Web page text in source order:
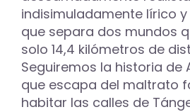
indisimuladamente lírico
que separa dos mundos
solo 14,4 kilómetros de
Seguiremos la historia de
que escapa del maltrato
habitar las calles de